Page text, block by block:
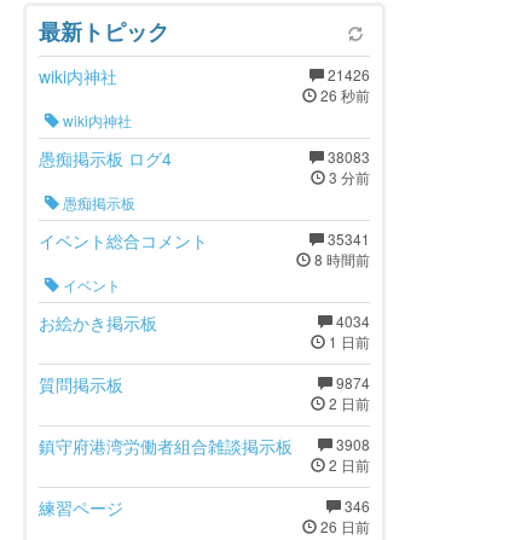
最新トピック
21426
26 秒前
wiki内神社
wiki内神社
38083
3 分前
愚痴掲示板 ログ4
愚痴掲示板
35341
8 時間前
イベント総合コメント
イベント
4034
1 日前
お絵かき掲示板
9874
2 日前
質問掲示板
3908
2 日前
鎮守府港湾労働者組合雑談掲示板
346
26 日前
練習ページ